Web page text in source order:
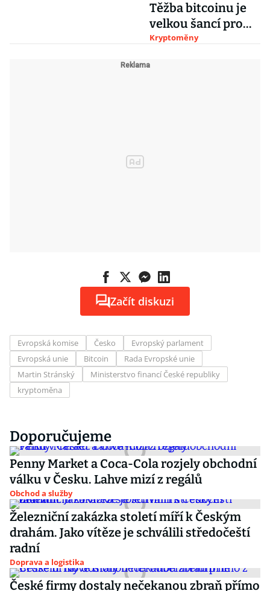
Těžba bitcoinu je
velkou šancí pro
chudší státy
Kryptoměny
Začít diskuzi
Evropská komise Česko
Evropský parlament
Evropská unie
Bitcoin
Rada Evropské unie
Martin Stránský
Ministerstvo financí České republiky
kryptoměna
Doporučujeme
Penny Market a Coca-Cola rozjely obchodní
válku v Česku. Lahve mizí z regálů
Obchod a služby
Železniční zakázka století míří k Českým
drahám. Jako vítěze je schválili středočeští
radní
Doprava a logistika
České firmy dostaly nečekanou zbraň přímo